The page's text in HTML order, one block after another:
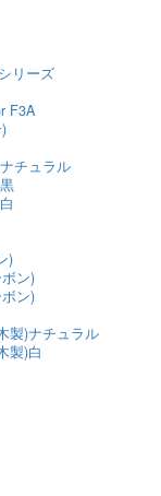
リーズ
F3A
チュラル
)
ン)
ン)
製)ナチュラル
製)白